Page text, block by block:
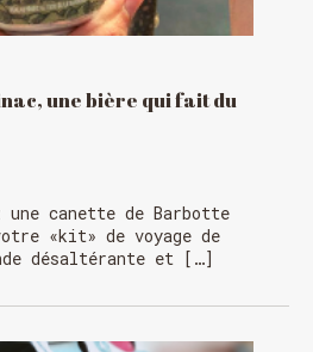
une bière qui fait du
une canette de Barbotte
«kit» de voyage de
désaltérante et […]